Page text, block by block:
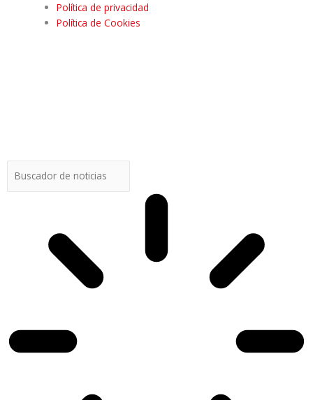
Política de privacidad
Política de Cookies